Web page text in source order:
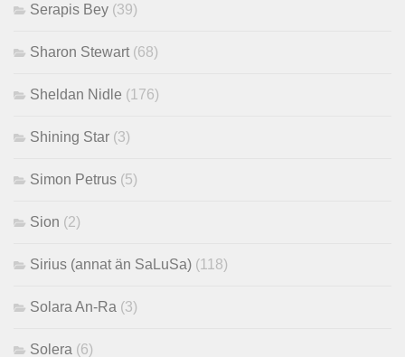
Serapis Bey (39)
Sharon Stewart (68)
Sheldan Nidle (176)
Shining Star (3)
Simon Petrus (5)
Sion (2)
Sirius (annat än SaLuSa) (118)
Solara An-Ra (3)
Solera (6)